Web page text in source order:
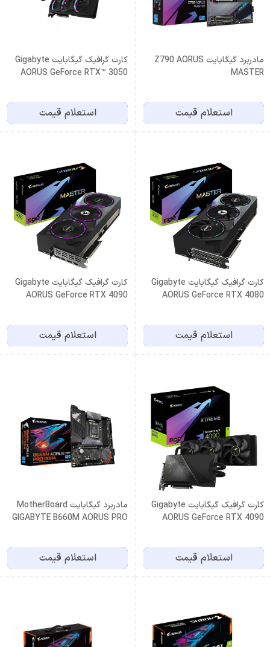
مادربرد گیگابایت Z790 AORUS
MASTER
استعلام قیمت
کارت گرافیک گیگابایت Gigabyte
AORUS GeForce RTX™ 3050
استعلام قیمت
کارت گرافیک گیگابایت Gigabyte
AORUS GeForce RTX 4080
استعلام قیمت
کارت گرافیک گیگابایت Gigabyte
AORUS GeForce RTX 4090
استعلام قیمت
کارت گرافیک گیگابایت Gigabyte
AORUS GeForce RTX 4090
استعلام قیمت
مادربرد گیگابایت MotherBoard
GIGABYTE B660M AORUS PRO
استعلام قیمت